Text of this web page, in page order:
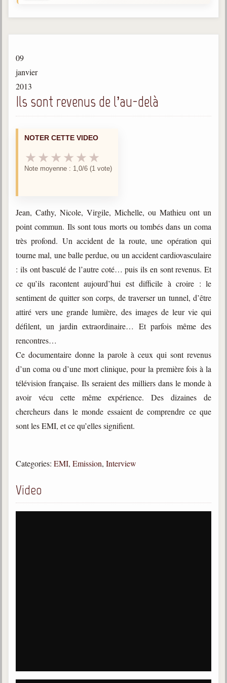
Divaldo Franco
Bibliothèque
Bibliothèque spirite
Documents
Sujets du mois
Citations
Maximes
Enregistrements
séance d'aide spirituelle
Diaporamas
Powerpoints
Enseignement
Cours dispensés au Centre
Posez-nous des questions
Photos et vidéoscope
09
janvier
2013
Ils sont revenus de l’au-delà
NOTER CETTE VIDEO
★ ★ ★ ★ ★ ★
Note moyenne : 1,0/6 (1 vote)
Jean, Cathy, Nicole, Virgile, Michelle, ou Mathieu ont un
point commun. Ils sont tous morts ou tombés dans un coma
très profond. Un accident de la route, une opération qui
tourne mal, une balle perdue, ou un accident cardiovasculaire
: ils ont basculé de l’autre coté… puis ils en sont revenus. Et
ce qu’ils racontent aujourd’hui est difficile à croire : le
sentiment de quitter son corps, de traverser un tunnel, d’être
attiré vers une grande lumière, des images de leur vie qui
défilent, un jardin extraordinaire… Et parfois même des
rencontres…
Ce documentaire donne la parole à ceux qui sont revenus
d’un coma ou d’une mort clinique, pour la première fois à la
télévision française. Ils seraient des milliers dans le monde à
avoir vécu cette même expérience. Des dizaines de
chercheurs dans le monde essaient de comprendre ce que
sont les EMI, et ce qu’elles signifient.
Categories: EMI, Emission, Interview
Video